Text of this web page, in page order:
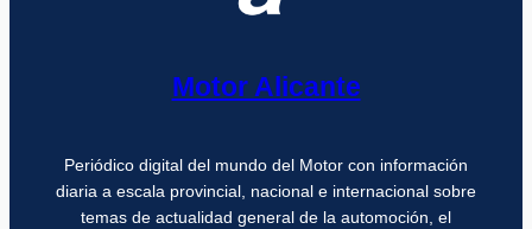
Motor Alicante
Periódico digital del mundo del Motor con información
diaria a escala provincial, nacional e internacional sobre
temas de actualidad general de la automoción, el